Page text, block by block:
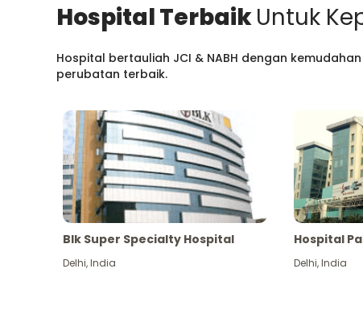
Hospital TerbaikUntuk
Hospital bertauliah JCI & NABH dengan
perubatan terbaik.
Blk Super Specialty Hospital
Delhi,India
Hospital
Delhi,India